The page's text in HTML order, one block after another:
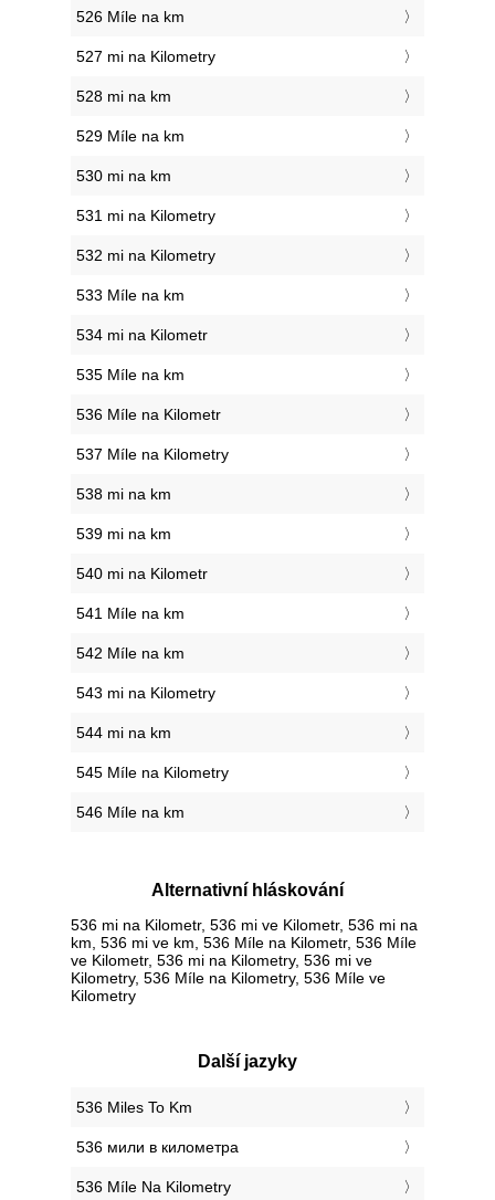
526 Míle na km
527 mi na Kilometry
528 mi na km
529 Míle na km
530 mi na km
531 mi na Kilometry
532 mi na Kilometry
533 Míle na km
534 mi na Kilometr
535 Míle na km
536 Míle na Kilometr
537 Míle na Kilometry
538 mi na km
539 mi na km
540 mi na Kilometr
541 Míle na km
542 Míle na km
543 mi na Kilometry
544 mi na km
545 Míle na Kilometry
546 Míle na km
Alternativní hláskování
536 mi na Kilometr, 536 mi ve Kilometr, 536 mi na
km, 536 mi ve km, 536 Míle na Kilometr, 536 Míle
ve Kilometr, 536 mi na Kilometry, 536 mi ve
Kilometry, 536 Míle na Kilometry, 536 Míle ve
Kilometry
Další jazyky
‎536 Miles To Km
‎536 мили в километра
‎536 Míle Na Kilometry